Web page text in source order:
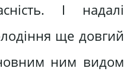
І надалі
ще довгий
ним видом